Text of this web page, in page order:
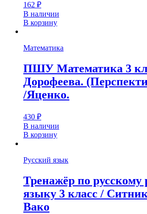
162 ₽
В наличии
В корзину
Математика
ПШУ Математика 3
Дорофеева.
/Яценко.
430 ₽
В наличии
В корзину
Русский язык
Тренажёр по русскому
языку 3 класс /
Вако